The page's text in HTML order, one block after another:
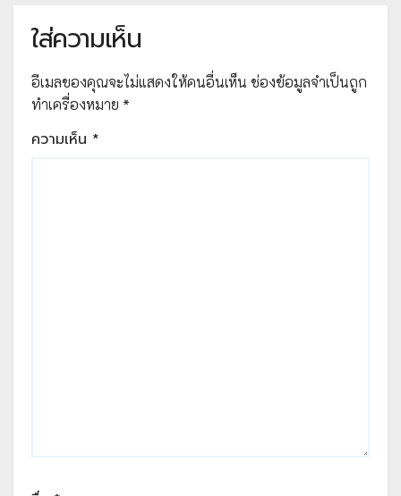
ใส่ความเห็น
อีเมลของคุณจะไม่แสดงให้คนอื่นเห็น ช่องข้อมูลจำเป็นถูก
ทำเครื่องหมาย *
ความเห็น *